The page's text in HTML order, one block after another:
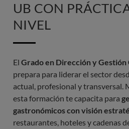
UB CON
NIVEL
El Grado en Dirección y Gestión
prepara para liderar el sector
actual, profesional y transversal.
esta formación te capacita para
gastronómicos con visión
restaurantes, hoteles y cadenas